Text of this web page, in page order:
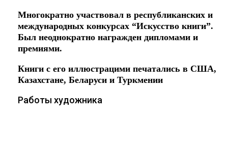
Многократно участвовал в республиканских и
международных конкурсах “Искусство книги”.
Был неоднократно награжден дипломами и
премиями.
Книги с его иллюстрацими печатались в США,
Казахстане, Беларуси и Туркмении
Работы художника